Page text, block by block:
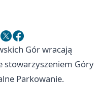
Gór wracają
stowarzyszeniem Góry
Parkowanie.